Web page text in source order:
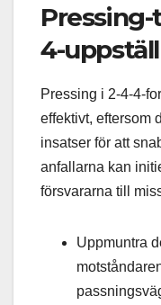
4-
Pressing i 2-4-4-
effektivt, eftersom
insatser för att
anfallarna kan
försvararna till
Uppmuntra